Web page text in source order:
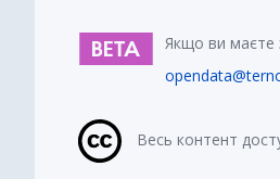
Якщо ви маєте
Весь контент